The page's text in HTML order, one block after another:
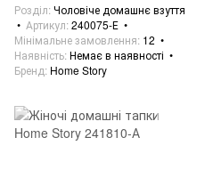
Розділ Чоловіче домашнє взуття
Артикул 240075-Е
Мінімальне замовлення 12
Наявність Немає в наявності
Бренд Home Story